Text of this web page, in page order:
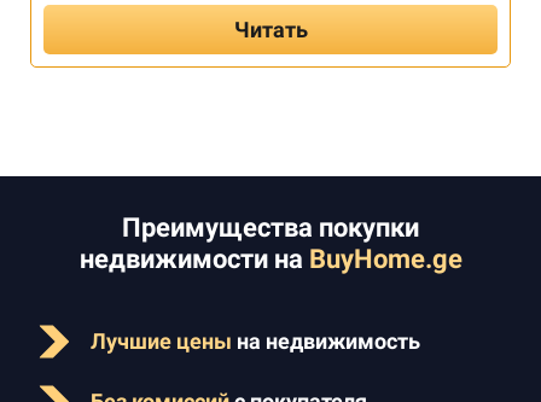
Читать
Преимущества покупки
недвижимости на BuyHome.ge
Лучшие цены на недвижимость